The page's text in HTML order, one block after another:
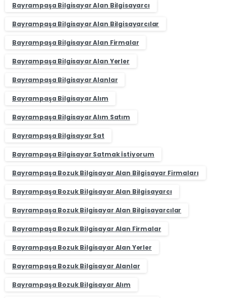
Bayrampaşa Bilgisayar Alan Bilgisayarcı
Bayrampaşa Bilgisayar Alan Bilgisayarcılar
Bayrampaşa Bilgisayar Alan Firmalar
Bayrampaşa Bilgisayar Alan Yerler
Bayrampaşa Bilgisayar Alanlar
Bayrampaşa Bilgisayar Alım
Bayrampaşa Bilgisayar Alım Satım
Bayrampaşa Bilgisayar Sat
Bayrampaşa Bilgisayar Satmak İstiyorum
Bayrampaşa Bozuk Bilgisayar Alan Bilgisayar Firmaları
Bayrampaşa Bozuk Bilgisayar Alan Bilgisayarcı
Bayrampaşa Bozuk Bilgisayar Alan Bilgisayarcılar
Bayrampaşa Bozuk Bilgisayar Alan Firmalar
Bayrampaşa Bozuk Bilgisayar Alan Yerler
Bayrampaşa Bozuk Bilgisayar Alanlar
Bayrampaşa Bozuk Bilgisayar Alım